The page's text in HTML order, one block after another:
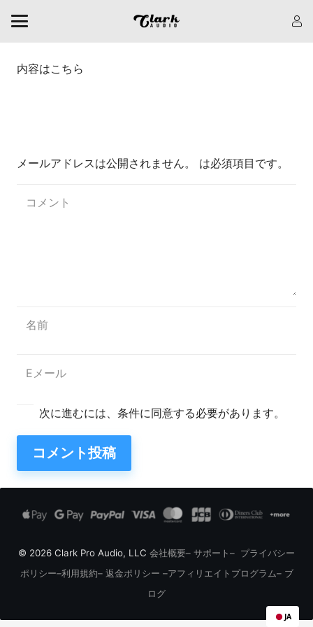
内容はこちら
メールアドレスは公開されません。 は必須項目です。
次に進むには、条件に同意する必要があります。
コメント投稿
© 2026 Clark Pro Audio, LLC 会社概要– サポート– プライバシー
ポリシー–利用規約– 返金ポリシー –アフィリエイトプログラム– ブ
ログ
JA